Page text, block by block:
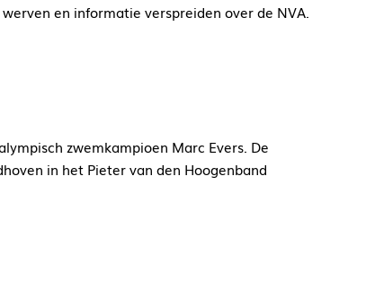
en informatie verspreiden over de NVA.
zwemkampioen Marc Evers. De
in het Pieter van den Hoogenband